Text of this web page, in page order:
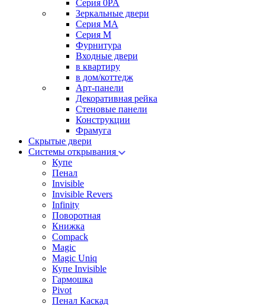
Серия 0PA
Зеркальные двери
Серия MA
Серия M
Фурнитура
Входные двери
в квартиру
в дом/коттедж
Арт-панели
Декоративная рейка
Стеновые панели
Конструкции
Фрамуга
Скрытые двери
Системы открывания
Купе
Пенал
Invisible
Invisible Revers
Infinity
Поворотная
Книжка
Compack
Magic
Magic Uniq
Купе Invisible
Гармошка
Pivot
Пенал Каскад